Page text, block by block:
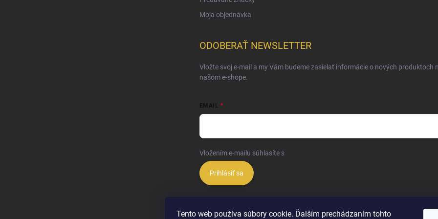
Tento web používa súbory cookie. Ďalším prechádzaním tohto
Moja objednávka
ODOBERAŤ NEWSLETTER
Vložte svoj e-mail a my Vám budeme zasielať informácie o nových produktoch
našom e-shope.
EMAIL
Vložením e-mailu súhlasíte s
Prihlásiť sa